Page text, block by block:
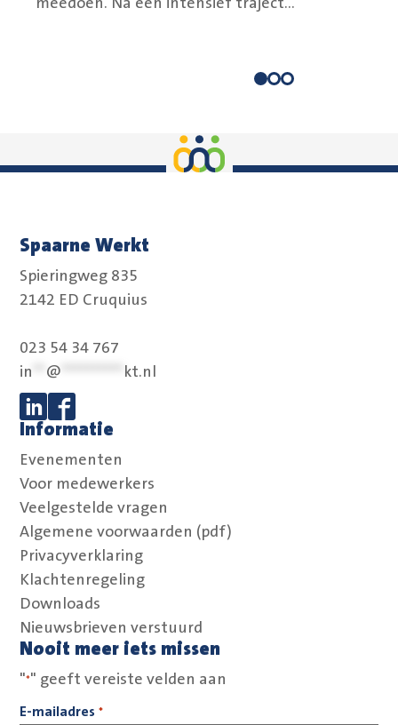
Spaarne Werkt
Spieringweg 835
2142 ED Cruquius
023 54 34 767
in
@ kt.nl
Volg ons op Linkedin
Volg ons op Facebook
Informatie
Evenementen
Voor medewerkers
Veelgestelde vragen
Algemene voorwaarden (pdf)
Privacyverklaring
Klachtenregeling
Downloads
Nieuwsbrieven verstuurd
Nooit meer iets missen
"*" geeft vereiste velden aan
E-mailadres *